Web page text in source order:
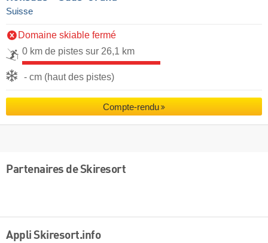
Suisse
Domaine skiable fermé
0 km de pistes sur 26,1 km
- cm (haut des pistes)
Compte-rendu
Partenaires de Skiresort
Appli Skiresort.info